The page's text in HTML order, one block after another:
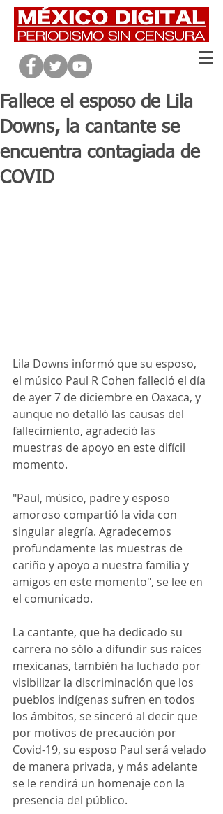
Fallece el esposo de Lila
Downs, la cantante se
encuentra contagiada de
COVID
Lila Downs informó que su esposo,
el músico Paul R Cohen falleció el día
de ayer 7 de diciembre en Oaxaca, y
aunque no detalló las causas del
fallecimiento, agradeció las
muestras de apoyo en este difícil
momento.
"Paul, músico, padre y esposo
amoroso compartió la vida con
singular alegría. Agradecemos
profundamente las muestras de
cariño y apoyo a nuestra familia y
amigos en este momento", se lee en
el comunicado.
La cantante, que ha dedicado su
carrera no sólo a difundir sus raíces
mexicanas, también ha luchado por
visibilizar la discriminación que los
pueblos indígenas sufren en todos
los ámbitos, se sinceró al decir que
por motivos de precaución por
Covid-19, su esposo Paul será velado
de manera privada, y más adelante
se le rendirá un homenaje con la
presencia del público.